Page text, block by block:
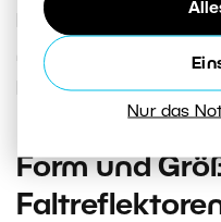
Nur das
Lichts haben.
möglicherweise bei
bei den die
Form und